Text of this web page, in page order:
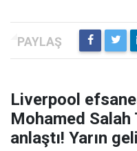
Liverpool
Mohamed
anlaştı! Yarın